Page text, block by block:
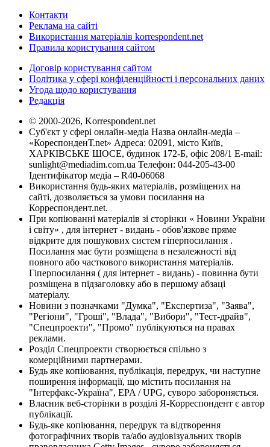
Контакти
Реклама на сайті
Використання матеріалів korrespondent.net
Правила користування сайтом
Договір користування сайтом
Політика у сфері конфіденційності і персональних даних
Угода щодо користування
Редакція
© 2000-2026, Korrespondent.net
Суб'єкт у сфері онлайн-медіа Назва онлайн-медіа –
«КореспонденТ.net» Адреса: 02091, місто Київ,
ХАРКІВСЬКЕ ШОСЕ, будинок 172-Б, офіс 208/1 E-mail:
sunlight@mediadim.com.ua Телефон: 044-205-43-00
Ідентифікатор медіа – R40-06068
Використання будь-яких матеріалів, розміщених на
сайті, дозволяється за умови посилання на
Корреспондент.net.
При копіюванні матеріалів зі сторінки « Новини України
і світу» , для інтернет - видань - обов'язкове пряме
відкрите для пошукових систем гіперпосилання .
Посилання має бути розміщена в незалежності від
повного або часткового використання матеріалів.
Гіперпосилання ( для інтернет - видань) - повинна бути
розміщена в підзаголовку або в першому абзаці
матеріалу.
Новини з позначками "Думка", "Експертиза", "Заява",
"Регіони", "Гроші", "Влада", "Вибори", "Тест-драйв",
"Спецпроекти", "Промо" публікуються на правах
реклами.
Розділ Спецпроекти створюється спільно з
комерційними партнерами.
Будь яке копіювання, публікація, передрук, чи наступне
поширення інформації, що містить посилання на
"Інтерфакс-Україна", EPA / UPG, суворо забороняється.
Власник веб-сторінки в розділі Я-Корреспондент є автор
публікації.
Будь-яке копіювання, передрук та відтворення
фотографічних творів та/або аудіовізуальних творів